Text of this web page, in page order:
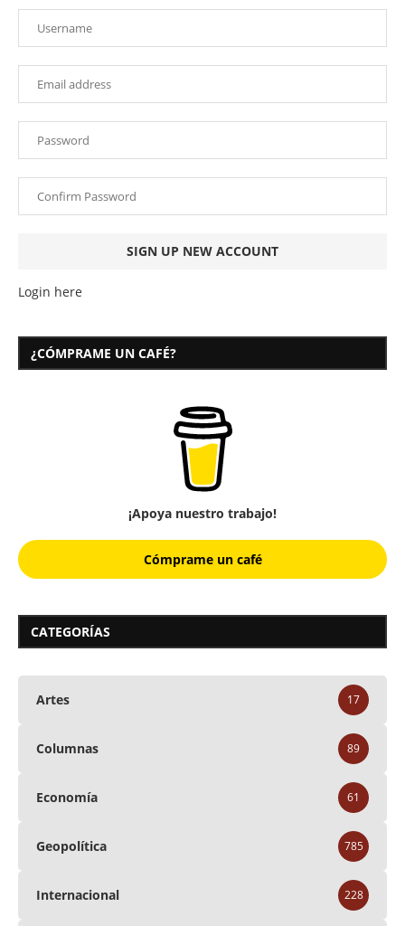
Login here
¿CÓMPRAME UN CAFÉ?
¡Apoya nuestro trabajo!
Cómprame un café
CATEGORÍAS
Artes 17
Columnas 89
Economía 61
Geopolítica 785
Internacional 228